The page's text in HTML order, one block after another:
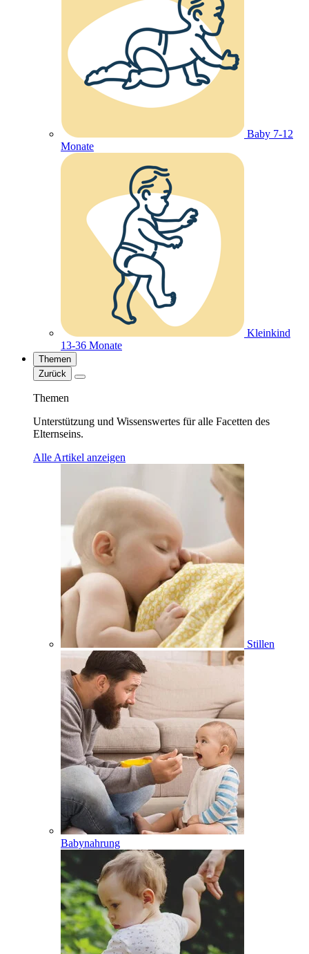
Baby 7-12
Monate
Kleinkind
13-36 Monate
Themen
Zurück
Themen
Unterstützung und Wissenswertes für alle Facetten des
Elternseins.
Alle Artikel anzeigen
Stillen
Babynahrung